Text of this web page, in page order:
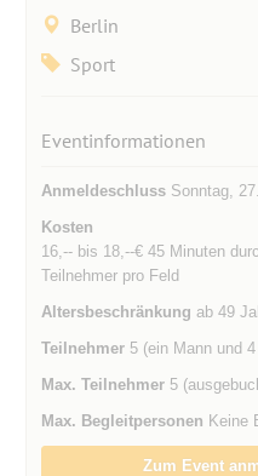
Berlin
Sport
Eventinformationen
AnmeldeschlussSonntag,
Kosten
16,-- bis 18,--€ 45 Minuten
Teilnehmer pro Feld
Altersbeschränkung ab 49
Teilnehmer5 (ein Mann und 4
Max. Teilnehmer5
Max. Begleitpersonen Keine
Zum Event